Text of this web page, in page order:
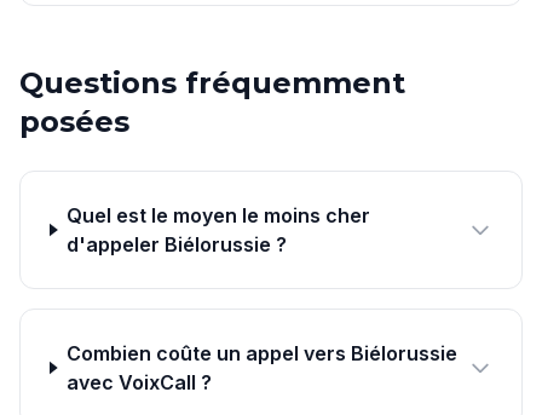
Questions fréquemment
posées
Quel est le moyen le moins cher
d'appeler Biélorussie ?
Combien coûte un appel vers Biélorussie
avec VoixCall ?